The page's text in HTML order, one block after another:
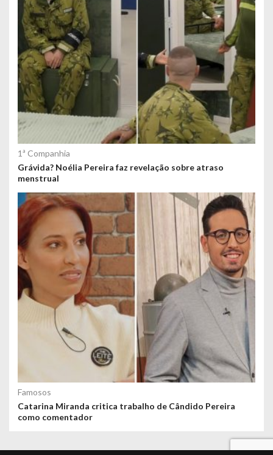
1ª Companhia
Grávida? Noélia Pereira faz revelação sobre atraso
menstrual
Famosos
Catarina Miranda critica trabalho de Cândido Pereira
como comentador